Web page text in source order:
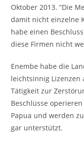
Oktober 2013. “Die
damit nicht einzelne
habe einen
diese Firmen nicht
Enembe habe die
leichtsinnig Lizenzen
Tätigkeit zur
Beschlüsse
Papua und werden
gar unterstützt.